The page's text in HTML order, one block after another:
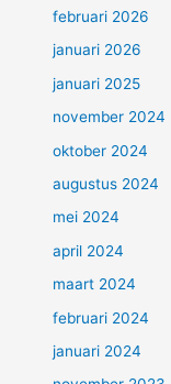
februari 2026
januari 2026
januari 2025
november 2024
oktober 2024
augustus 2024
mei 2024
april 2024
maart 2024
februari 2024
januari 2024